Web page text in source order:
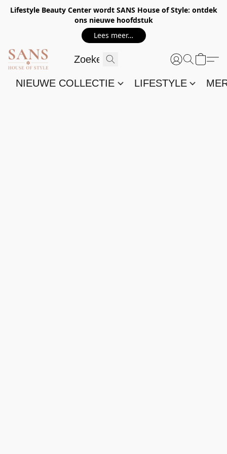
Lifestyle Beauty Center wordt SANS House of Style: ontdek
ons nieuwe hoofdstuk
Lees meer…
NIEUWE COLLECTIE LIFESTYLE